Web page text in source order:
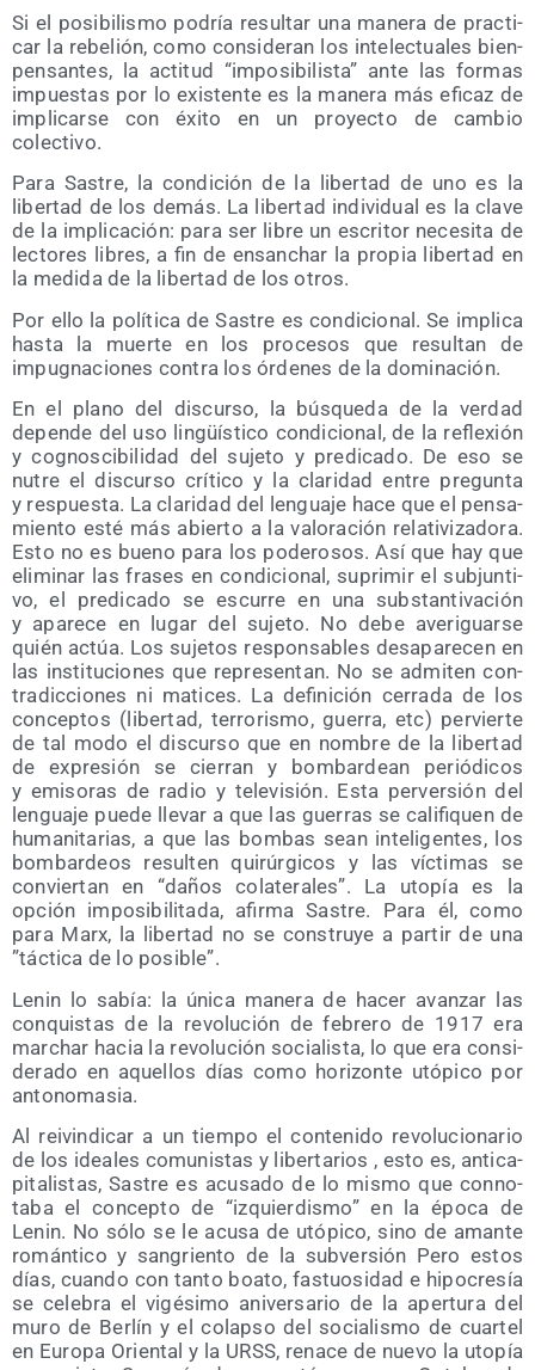
Si el posi­bi­lis­mo podría resul­tar una mane­ra de prac­ti­
car la rebe­lión, como con­si­de­ran los inte­lec­tua­les bien­
pen­san­tes, la acti­tud “impo­si­bi­lis­ta” ante las for­mas
impues­tas por lo exis­ten­te es la mane­ra más efi­caz de
impli­car­se con éxi­to en un pro­yec­to de cam­bio
colectivo.
Para Sas­tre, la con­di­ción de la liber­tad de uno es la
liber­tad de los demás. La liber­tad indi­vi­dual es la cla­ve
de la impli­ca­ción: para ser libre un escri­tor nece­si­ta de
lec­to­res libres, a fin de ensan­char la pro­pia liber­tad en
la medi­da de la liber­tad de los otros.
Por ello la polí­ti­ca de Sas­tre es con­di­cio­nal. Se impli­ca
has­ta la muer­te en los pro­ce­sos que resul­tan de
impug­na­cio­nes con­tra los órde­nes de la dominación.
En el plano del dis­cur­so, la bús­que­da de la ver­dad
depen­de del uso lin­güís­ti­co con­di­cio­nal, de la refle­xión
y cog­nos­ci­bi­li­dad del suje­to y pre­di­ca­do. De eso se
nutre el dis­cur­so crí­ti­co y la cla­ri­dad entre pre­gun­ta
y res­pues­ta. La cla­ri­dad del len­gua­je hace que el pen­sa­
mien­to esté más abier­to a la valo­ra­ción rela­ti­vi­za­do­ra.
Esto no es bueno para los pode­ro­sos. Así que hay que
eli­mi­nar las fra­ses en con­di­cio­nal, supri­mir el sub­jun­ti­
vo, el pre­di­ca­do se escu­rre en una subs­tan­ti­va­ción
y apa­re­ce en lugar del suje­to. No debe ave­ri­guar­se
quién actúa. Los suje­tos res­pon­sa­bles des­apa­re­cen en
las ins­ti­tu­cio­nes que repre­sen­tan. No se admi­ten con­
tra­dic­cio­nes ni mati­ces. La defi­ni­ción cerra­da de los
con­cep­tos (liber­tad, terro­ris­mo, gue­rra, etc) per­vier­te
de tal modo el dis­cur­so que en nom­bre de la liber­tad
de expre­sión se cie­rran y bom­bar­dean perió­di­cos
y emi­so­ras de radio y tele­vi­sión. Esta per­ver­sión del
len­gua­je pue­de lle­var a que las gue­rras se cali­fi­quen de
huma­ni­ta­rias, a que las bom­bas sean inte­li­gen­tes, los
bom­bar­deos resul­ten qui­rúr­gi­cos y las víc­ti­mas se
con­vier­tan en “daños cola­te­ra­les”. La uto­pía es la
opción impo­si­bi­li­ta­da, afir­ma Sas­tre. Para él, como
para Marx, la liber­tad no se cons­tru­ye a par­tir de una
”tác­ti­ca de lo posible”.
Lenin lo sabía: la úni­ca mane­ra de hacer avan­zar las
con­quis­tas de la revo­lu­ción de febre­ro de 1917 era
mar­char hacia la revo­lu­ción socia­lis­ta, lo que era con­si­
de­ra­do en aque­llos días como hori­zon­te utó­pi­co por
antonomasia.
Al rei­vin­di­car a un tiem­po el con­te­ni­do revo­lu­cio­na­rio
de los idea­les comu­nis­tas y liber­ta­rios , esto es, anti­ca­
pi­ta­lis­tas, Sas­tre es acu­sa­do de lo mis­mo que con­no­
ta­ba el con­cep­to de “izquier­dis­mo” en la épo­ca de
Lenin. No sólo se le acu­sa de utó­pi­co, sino de aman­te
román­ti­co y san­grien­to de la sub­ver­sión Pero estos
días, cuan­do con tan­to boa­to, fas­tuo­si­dad e hipo­cre­sía
se cele­bra el vigé­si­mo ani­ver­sa­rio de la aper­tu­ra del
muro de Ber­lín y el colap­so del socia­lis­mo de cuar­tel
en Euro­pa Orien­tal y la URSS, rena­ce de nue­vo la uto­pía